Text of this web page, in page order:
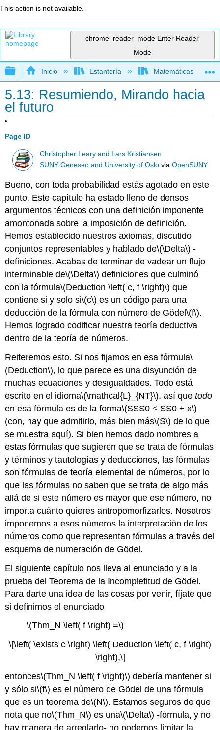
This action is not available.
chrome_reader_mode Enter Reader
Mode
Expandir/contraer jerarquía global
Inicio Estantería Matemáticas
5.13: Resumiendo, Mirando hacia
el futuro
Page ID
Christopher Leary and Lars Kristiansen
SUNY Geneseo and University of Oslo viaOpenSUNY
Bueno, con toda probabilidad estás agotado en este
punto. Este capítulo ha estado lleno de densos
argumentos técnicos con una definición imponente
amontonada sobre la imposición de definición.
Hemos establecido nuestros axiomas, discutido
conjuntos representables y hablado de\(\Delta\) -
definiciones. Acabas de terminar de vadear un flujo
interminable de\(\Delta\) definiciones que culminó
con la fórmula\(Deduction \left( c, f \right)\) que
contiene si y solo si\(c\) es un código para una
deducción de la fórmula con número de Gödel\(f\).
Hemos logrado codificar nuestra teoría deductiva
dentro de la teoría de números.
Reiteremos esto. Si nos fijamos en esa fórmula\
(Deduction\), lo que parece es una disyunción de
muchas ecuaciones y desigualdades. Todo está
escrito en el idioma\(\mathcal{L}_{NT}\), así quetodo
en esa fórmula es de la forma\(SSS0 < SS0 + x\)
(con, hay que admitirlo, más bien más\(S\) de lo que
se muestra aquí). Si bien hemos dado nombres a
estas fórmulas que sugieren que se trata de fórmulas
y términos y tautologías y deducciones, las fórmulas
son fórmulas de teoría elemental de números, por lo
que las fórmulas no saben que se trata de algo más
allá de si este número es mayor que ese número, no
importa cuánto quieres antropomorfizarlos. Nosotros
imponemos a esos números la interpretación de los
números como que representan fórmulas a través del
esquema de numeración de Gödel.
El siguiente capítulo nos lleva al enunciado y a la
prueba del Teorema de la Incompletitud de Gödel.
Para darte una idea de las cosas por venir, fíjate que
si definimos el enunciado
\(Thm_N \left( f \right) =\)
\[\left( \exists c \right) \left( Deduction \left( c, f \right)
\right),\]
entonces\(Thm_N \left( f \right)\) debería mantener si
y sólo si\(f\) es el número de Gödel de una fórmula
que es un teorema de\(N\). Estamos seguros de que
nota que no\(Thm_N\) es una\(\Delta\) -fórmula, y no
hay manera de arreglarlo- no podemos limitar la